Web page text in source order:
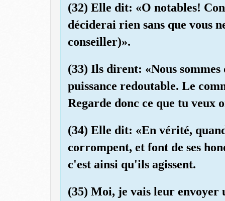
(32) Elle dit: «O notables!
déciderai rien sans que vous
conseiller)».
(33) Ils dirent: «Nous
puissance redoutable. Le
Regarde donc ce que tu veux
(34) Elle dit: «En vérité,
corrompent, et font de ses
c'est ainsi qu'ils agissent.
(35) Moi, je vais leur envoyer